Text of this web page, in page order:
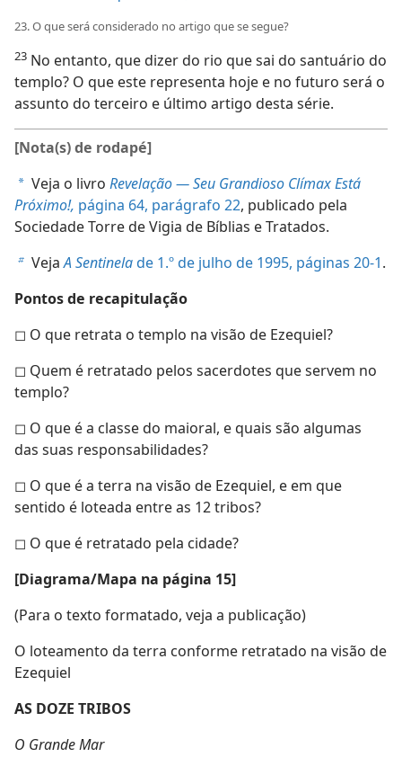
23. O que será considerado no artigo que se segue?
23 No entanto, que dizer do rio que sai do santuário do
templo? O que este representa hoje e no futuro será o
assunto do terceiro e último artigo desta série.
[Nota(s) de rodapé]
a Veja o livro Revelação — Seu Grandioso Clímax Está
Próximo!, página 64, parágrafo 22, publicado pela
Sociedade Torre de Vigia de Bíblias e Tratados.
b VejaA Sentinelade 1.º de julho de 1995, páginas 20-1.
Pontos de recapitulação
◻ O que retrata o templo na visão de Ezequiel?
◻ Quem é retratado pelos sacerdotes que servem no
templo?
◻ O que é a classe do maioral, e quais são algumas
das suas responsabilidades?
◻ O que é a terra na visão de Ezequiel, e em que
sentido é loteada entre as 12 tribos?
◻ O que é retratado pela cidade?
[Diagrama/Mapa na página 15]
(Para o texto formatado, veja a publicação)
O loteamento da terra conforme retratado na visão de
Ezequiel
AS DOZE TRIBOS
O Grande Mar